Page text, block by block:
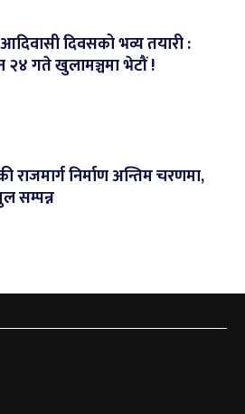
आदिवासी दिवसको भव्य तयारी :
२४ गते खुलामञ्चमा भेटौं !
राजमार्ग निर्माण अन्तिम चरणमा,
सम्पन्न